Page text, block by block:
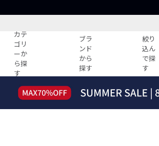
カテ
ゴリ
ーか
ら探
す
ブラ
ンド
から
探す
絞り
込ん
で探
す
すべての記事